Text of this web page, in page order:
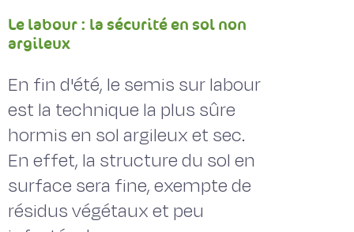
Le labour : la sécurité en sol non
argileux
En fin d'été, le semis sur labour
est la technique la plus sûre
hormis en sol argileux et sec.
En effet, la structure du sol en
surface sera fine, exempte de
résidus végétaux et peu